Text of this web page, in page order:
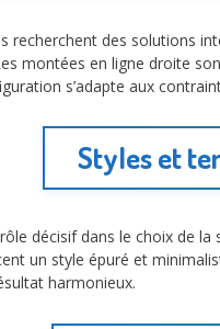
recherchent des solutions
montées en ligne droite
s’adapte aux
Styles et
décisif dans le choix de
un style épuré et
harmonieux.